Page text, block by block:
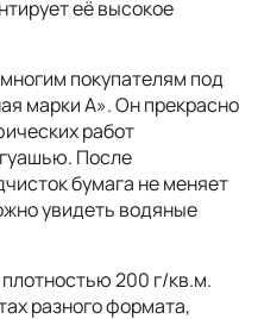
её высокое
покупателям под
марки А». Он прекрасно
работ
После
бумага не меняет
увидеть водяные
200 г/кв.м.
разного формата,